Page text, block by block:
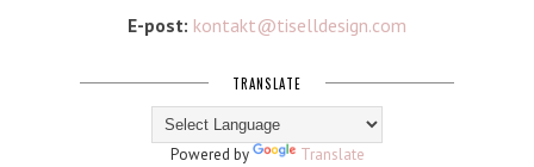
E-post: kontakt@tiselldesign.com
TRANSLATE
Powered by Translate